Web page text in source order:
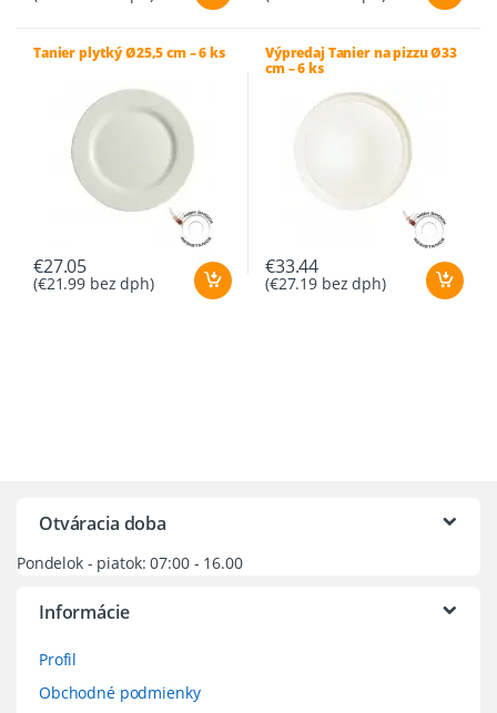
Tanier plytký Ø25,5 cm – 6 ks
€27.05
(€21.99 bez dph)
Výpredaj Tanier na pizzu Ø33
cm – 6 ks
€33.44
(€27.19 bez dph)
Otváracia doba
Pondelok - piatok: 07:00 - 16.00
Informácie
Profil
Obchodné podmienky